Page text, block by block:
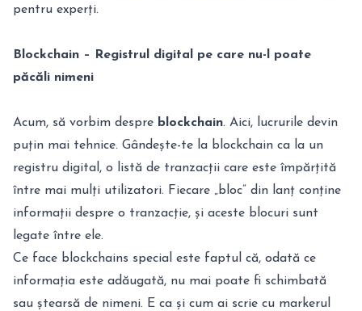
pentru experți.
Blockchain – Registrul digital pe care nu-l poate
păcăli nimeni
Acum, să vorbim despre blockchain. Aici, lucrurile devin
puțin mai tehnice. Gândește-te la blockchain ca la un
registru digital, o listă de tranzacții care este împărțită
între mai mulți utilizatori. Fiecare „bloc” din lanț conține
informații despre o tranzacție, și aceste blocuri sunt
legate între ele.
Ce face blockchains special este faptul că, odată ce
informația este adăugată, nu mai poate fi schimbată
sau ștearsă de nimeni. E ca și cum ai scrie cu markerul